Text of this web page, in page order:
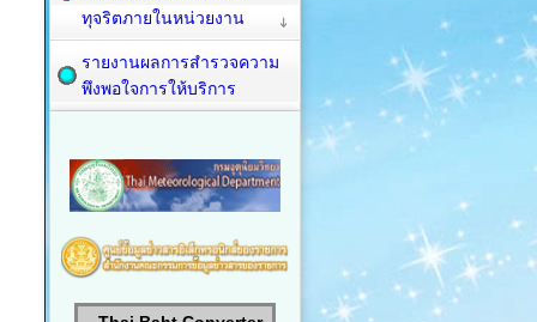
ทุจริตภายในหน่วยงาน
รายงานผลการสำรวจความ
พึงพอใจการให้บริการ